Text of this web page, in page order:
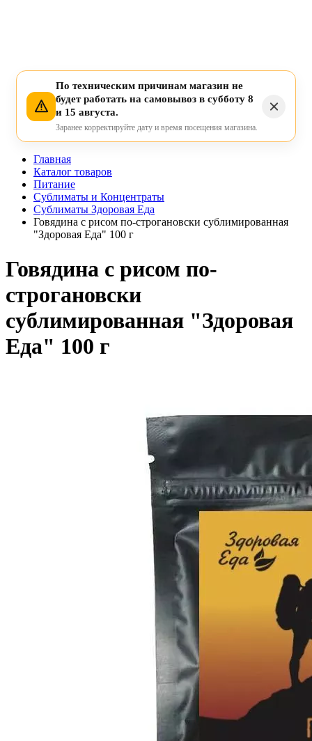
По техническим причинам магазин не
будет работать на самовывоз в субботу 8
и 15 августа.
Заранее корректируйте дату и время посещения магазина.
Главная
Каталог товаров
Питание
Сублиматы и Концентраты
Сублиматы Здоровая Еда
Говядина с рисом по-строгановски сублимированная
"Здоровая Еда" 100 г
Говядина с рисом по-
строгановски
сублимированная "Здоровая
Еда" 100 г